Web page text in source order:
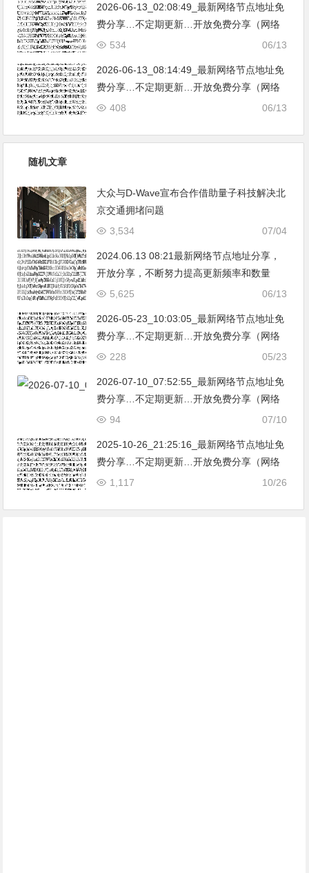
2026-06-13_02:08:49_最新网络节点地址免
费分享…不定期更新…开放免费分享（网络
免费节点香港|日本|韩国|新加坡|台湾|马来西
06/13
534
2026-06-13_08:14:49_最新网络节点地址免
费分享…不定期更新…开放免费分享（网络
免费节点香港|日本|韩国|新加坡|台湾|马来西
06/13
408
随机文章
大众与D-Wave宣布合作借助量子科技解决北
京交通拥堵问题
07/04
3,534
2024.06.13 08:21最新网络节点地址分享，
开放分享，不断努力提高更新频率和数量
（免费节点时效性较短，请收藏本站，时刻
06/13
5,625
2026-05-23_10:03:05_最新网络节点地址免
费分享…不定期更新…开放免费分享（网络
免费节点香港|日本|韩国|新加坡|台湾|马来西
05/23
228
2026-07-10_07:52:55_最新网络节点地址免
费分享…不定期更新…开放免费分享（网络
免费节点香港|日本|韩国|新加坡|台湾|马来西
07/10
94
2025-10-26_21:25:16_最新网络节点地址免
费分享…不定期更新…开放免费分享（网络
免费节点香港|日本|韩国|新加坡|台湾|马来西
10/26
1,117